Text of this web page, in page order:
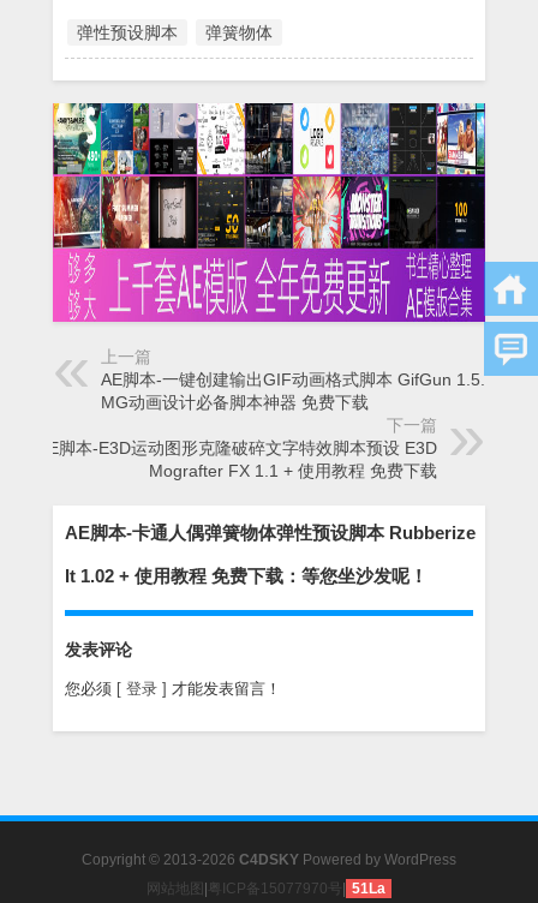
弹性预设脚本 弹簧物体
上一篇
AE脚本-一键创建输出GIF动画格式脚本 GifGun 1.5.1，
MG动画设计必备脚本神器 免费下载
下一篇
AE脚本-E3D运动图形克隆破碎文字特效脚本预设 E3D
Mografter FX 1.1 + 使用教程 免费下载
AE脚本-卡通人偶弹簧物体弹性预设脚本 Rubberize
It 1.02 + 使用教程 免费下载：等您坐沙发呢！
发表评论
您必须 [ 登录 ] 才能发表留言！
Copyright © 2013-2026 C4DSKY Powered by WordPress
网站地图
粤ICP备15077970号 51La